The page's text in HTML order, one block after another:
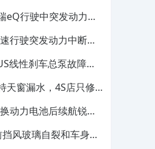
eQ行驶中突发动力受
行驶突发动力中断，
线性刹车总泵故障，
天窗漏水，4S店只修
动力电池后续航锐
风玻璃自裂和车身多